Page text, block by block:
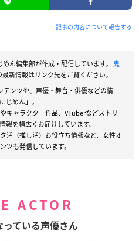
記事の内容について報告する
めん編集部が作成・配信しています。 鬼
最新情報はリンク先をご覧ください。
ンツや、声優・舞台・俳優などの情
じめん」。
キャラクター作品、VTuberなどストリー
報を幅広くお届けしています。
活（推し活）お役立ち情報など、女性オ
ツも発信しています。
ACTOR
っている声優さん